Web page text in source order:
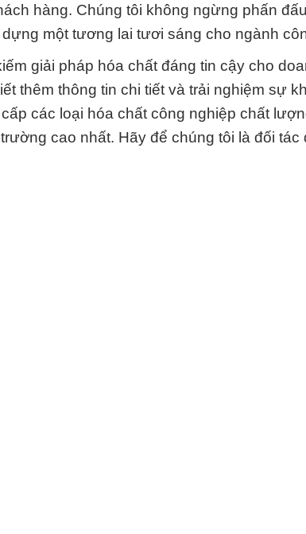
hàng. Chúng tôi không ngừng phấn
một tương lai tươi sáng cho ngành
giải pháp hóa chất đáng tin cậy cho
thêm thông tin chi tiết và trải nghiệm sự
các loại hóa chất công nghiệp chất
cao nhất. Hãy để chúng tôi là đối